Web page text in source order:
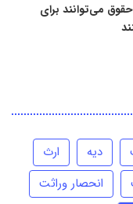
می‌توانند برای
دیه
ارث
انحصار وراثت